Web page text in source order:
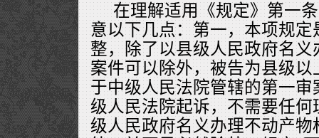
在理解适用《规定》第一
意以下几点：第一，本项规
整，除了以县级人民政府名
案件可以除外，被告为县级
于中级人民法院管辖的第一
级人民法院起诉，不需要任
级人民政府名义办理不动产